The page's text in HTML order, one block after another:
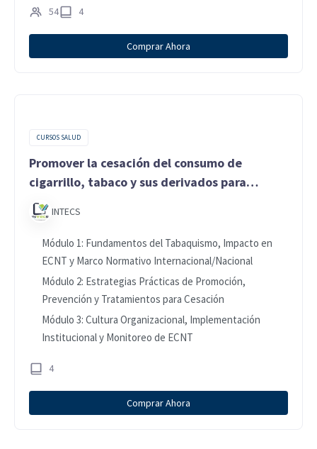
54 4
Comprar Ahora
CURSOS SALUD
Promover la cesación del consumo de
cigarrillo, tabaco y sus derivados para
prevenir enfermedades crónicas no
transmisibles (ECNT)
INTECS
Módulo 1: Fundamentos del Tabaquismo, Impacto en
ECNT y Marco Normativo Internacional/Nacional
Módulo 2: Estrategias Prácticas de Promoción,
Prevención y Tratamientos para Cesación
Módulo 3: Cultura Organizacional, Implementación
Institucional y Monitoreo de ECNT
4
Comprar Ahora